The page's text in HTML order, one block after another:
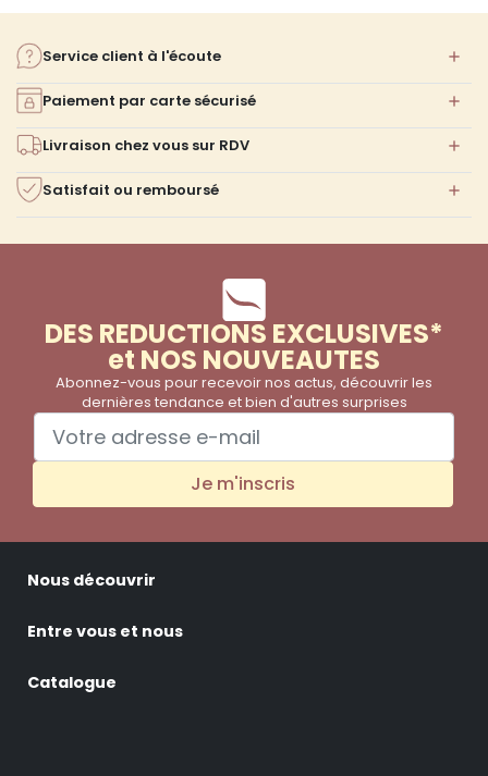
Service client à l'écoute
Paiement par carte sécurisé
Livraison chez vous sur RDV
Satisfait ou remboursé
DES REDUCTIONS EXCLUSIVES*
et NOS NOUVEAUTES
Abonnez-vous pour recevoir nos actus, découvrir les
dernières tendance et bien d'autres surprises
Je m'inscris
Nous découvrir
Entre vous et nous
Catalogue